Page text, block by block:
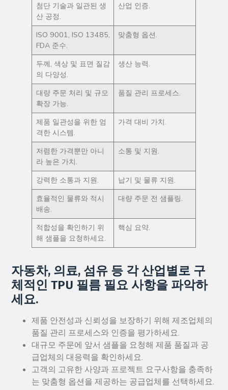
첨단 기술과 일관된 생
산 공정.
산업 인증.
ISO 9001, ISO 13485,
FDA 준수.
맞춤형 옵션.
두께, 색상 및 표면 질감
의 다양성.
생산 능력.
대량 주문 처리 및 규모
확장 가능.
품질 관리 프로세스.
제품 일관성을 위한 엄
격한 시스템.
가격 대비 가치.
저렴한 가격뿐만 아니
라 높은 가치.
소통 및 지원.
강력한 소통과 지원.
납기 및 물류 지원.
효율적인 물류와 적시
배송.
대량 주문 전 샘플링.
적합성을 확인하기 위
해 샘플을 요청하세요.
핵심 요약.
자동차, 의료, 섬유 등 각 산업별로 구
체적인 TPU 필름 필요 사항을 파악하
세요.
제품 안전성과 신뢰성을 보장하기 위해 제조업체의
품질 관리 프로세스와 인증을 평가하세요.
대규모 주문에 앞서 샘플을 요청해 제품 품질과 공
급업체의 대응력을 확인하세요.
고객의 고유한 사양과 프로젝트 요구사항을 충족하
는 맞춤형 옵션을 제공하는 공급업체를 선택하세요.